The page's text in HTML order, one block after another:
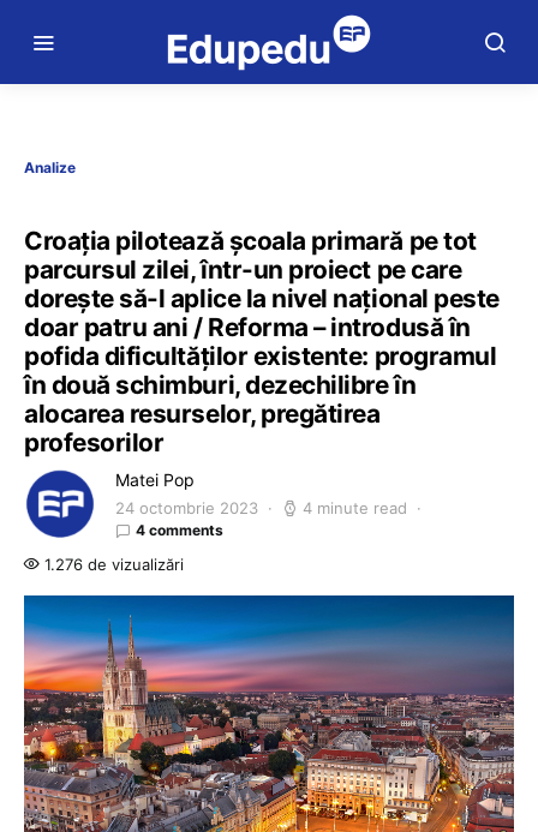
Analize
Croația pilotează școala primară pe tot
parcursul zilei, într-un proiect pe care
dorește să-l aplice la nivel național peste
doar patru ani / Reforma – introdusă în
pofida dificultăților existente: programul
în două schimburi, dezechilibre în
alocarea resurselor, pregătirea
profesorilor
Matei Pop
24 octombrie 2023 4 minute read
4 comments
1.276 de vizualizări